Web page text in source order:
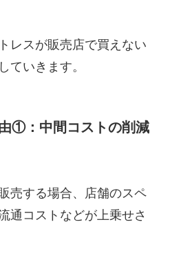
レスが販売店で買えない
ていきます。
①： 中間コストの削減
売する場合、店舗のスペ
通コストなどが上乗せさ